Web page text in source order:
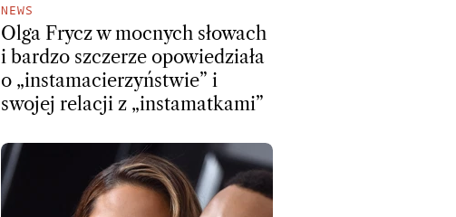
NEWS
Olga Frycz w mocnych słowach
i bardzo szczerze opowiedziała
o „instamacierzyństwie” i
swojej relacji z „instamatkami”